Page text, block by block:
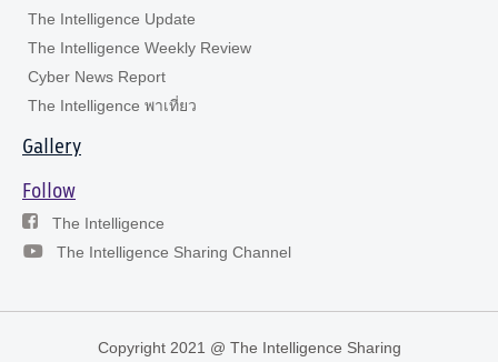
The Intelligence Update
The Intelligence Weekly Review
Cyber News Report
The Intelligence พาเที่ยว
Gallery
Follow
The Intelligence
The Intelligence Sharing Channel
Copyright 2021 @ The Intelligence Sharing